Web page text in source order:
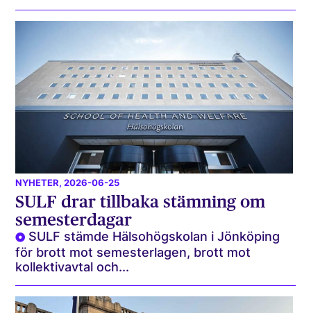
NYHETER, 2026-06-25
SULF drar tillbaka stämning om
semesterdagar
SULF stämde Hälsohögskolan i Jönköping
för brott mot semesterlagen, brott mot
kollektivavtal och...